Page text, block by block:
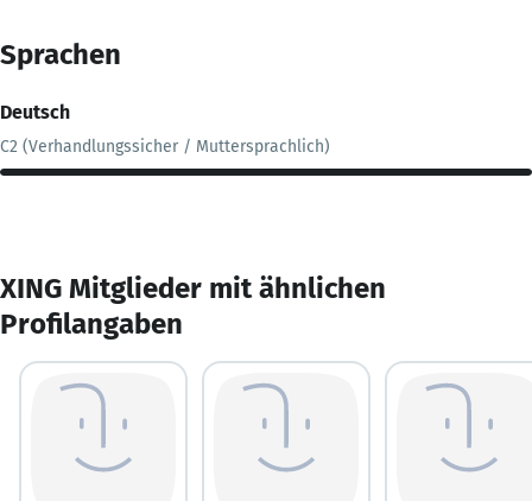
Sprachen
Deutsch
C2 (Verhandlungssicher / Muttersprachlich)
XING Mitglieder mit ähnlichen
Profilangaben